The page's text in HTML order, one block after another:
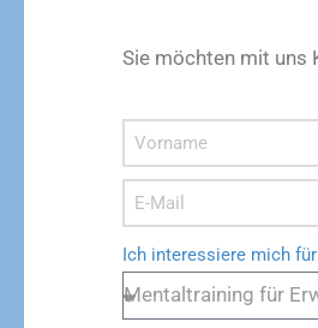
Sie möchten mit uns
Ich interessiere mich